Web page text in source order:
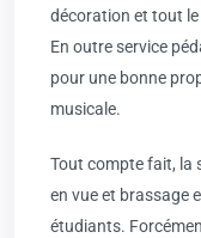
décoration et tout
En outre service
pour une bonne
musicale.
Tout compte fait, la
en vue et brassage
étudiants.